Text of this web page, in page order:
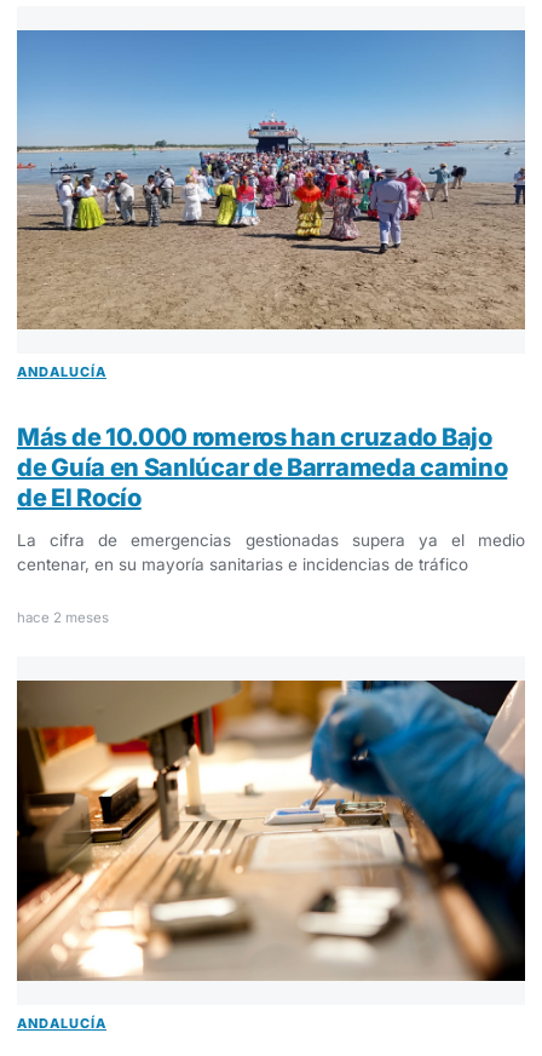
ANDALUCÍA
Más de 10.000 romeros han cruzado Bajo
de Guía en Sanlúcar de Barrameda camino
de El Rocío
La cifra de emergencias gestionadas supera ya el medio
centenar, en su mayoría sanitarias e incidencias de tráfico
hace 2 meses
ANDALUCÍA